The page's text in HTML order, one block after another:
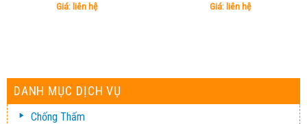
DANH MỤC DỊCH VỤ
Chống Thấm
Giá: liên hệ Giá: liên hệ